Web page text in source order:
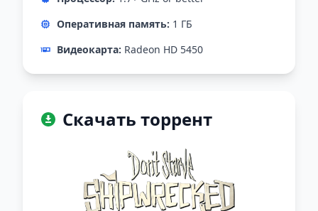
Оперативная память: 1 ГБ
Видеокарта: Radeon HD 5450
Скачать торрент